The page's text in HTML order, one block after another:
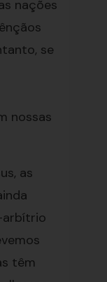
nações
se
nossas
as
arbítrio
têm